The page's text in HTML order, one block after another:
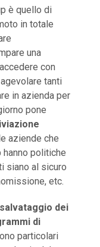
è quello di
in totale
una
con
tanti
in azienda per
pone
aziende che
politiche
siano al sicuro
etc.
dei
di
particolari